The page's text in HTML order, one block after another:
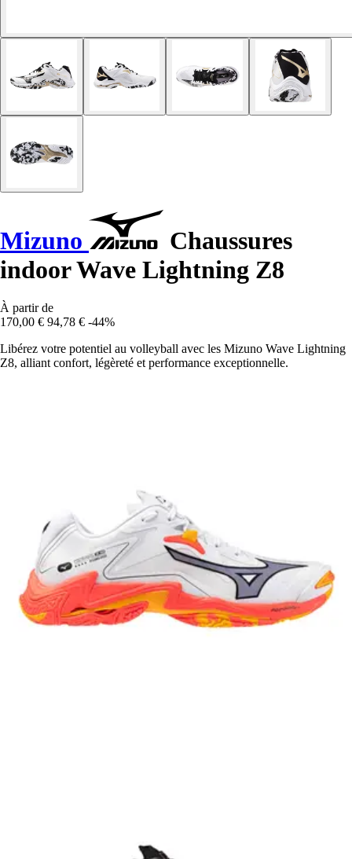
Mizuno
Chaussures
indoor Wave Lightning Z8
À partir de
170,00 € 94,78 € -44%
Libérez votre potentiel au volleyball avec les Mizuno Wave Lightning
Z8, alliant confort, légèreté et performance exceptionnelle.